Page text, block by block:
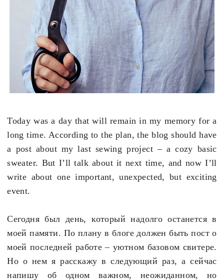
Today was a day that will remain in my memory for a
long time. According to the plan, the blog should have
a post about my last sewing project –a cozy basic
sweater. But I’ll talk about it next time, and now I’ll
write about one important, unexpected, but exciting
event.
Сегодня был день, который надолго останется в
моей памяти. По плану в блоге должен быть пост о
моей последней работе – уютном базовом свитере.
Но о нем я расскажу в следующий раз, а сейчас
напишу об одном важном, неожиданном, но